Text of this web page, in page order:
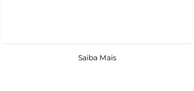
Saiba Mais